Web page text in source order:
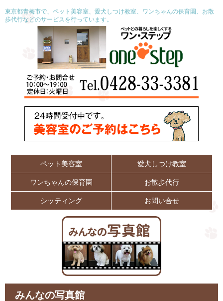
東京都青梅市で、ペット美容室、愛犬しつけ教室、ワンちゃんの保育園、お散
歩代行などのサービスを行っています。
ペット美容室 愛犬しつけ教室
ワンちゃんの保育園 お散歩代行
シッティング お問い合せ
みんなの写真館